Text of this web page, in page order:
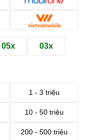
05x 03x
1 - 3 triệu
10 - 50 triệu
200 - 500 triệu